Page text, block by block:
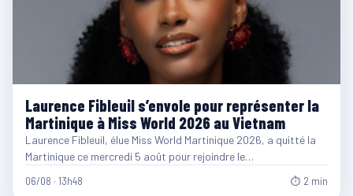
Laurence Fibleuil s’envole pour représenter la
Martinique à Miss World 2026 au Vietnam
Laurence Fibleuil, élue Miss World Martinique 2026, a quitté la
Martinique ce mercredi 5 août pour rejoindre le…
06/08 · 13h48 ⏱ 2 min